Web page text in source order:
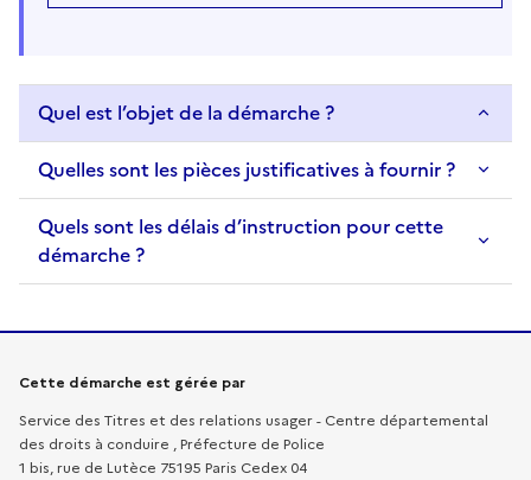
Quel est l’objet de la démarche ?
Quelles sont les pièces justificatives à fournir ?
Quels sont les délais d’instruction pour cette
démarche ?
Informations sur la démarche
Cette démarche est gérée par
Service des Titres et des relations usager - Centre départemental
des droits à conduire , Préfecture de Police
1 bis, rue de Lutèce 75195 Paris Cedex 04